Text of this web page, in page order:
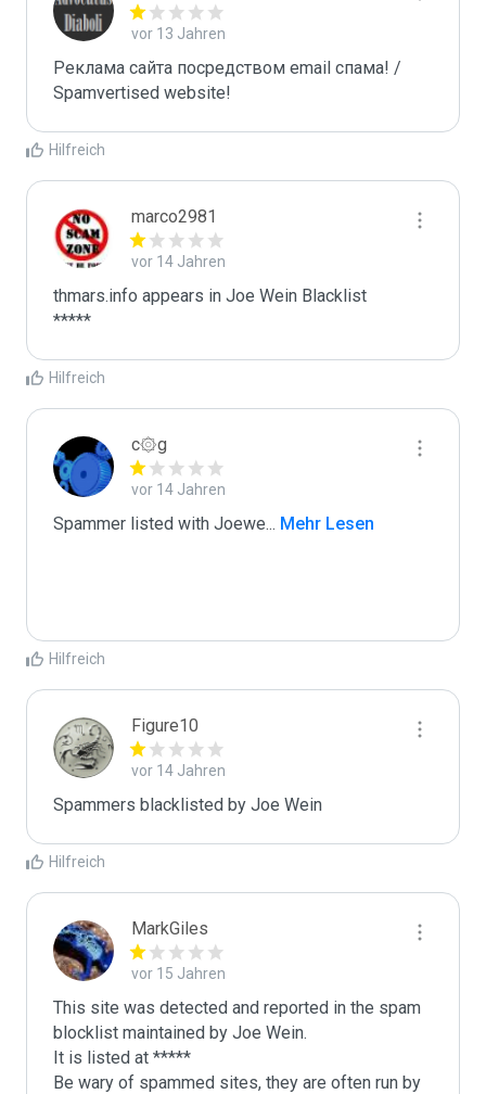
vor 13 Jahren
Реклама сайта посредством email спама! /
Spamvertised website!
Hilfreich
marco2981
vor 14 Jahren
thmars.info appears in Joe Wein Blacklist
*****
Hilfreich
c۞g
vor 14 Jahren
Spammer listed with Joewe... Mehr Lesen
Hilfreich
Figure10
vor 14 Jahren
Spammers blacklisted by Joe Wein
Hilfreich
MarkGiles
vor 15 Jahren
This site was detected and reported in the spam
blocklist maintained by Joe Wein.
It is listed at *****
Be wary of spammed sites, they are often run by